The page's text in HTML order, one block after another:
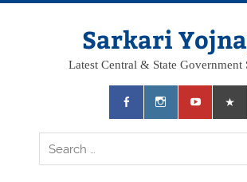
Skip
Sarkari
Latest Central & State Government